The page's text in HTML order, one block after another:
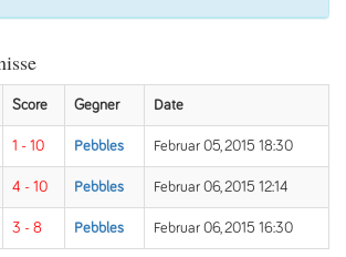
Score Gegner Date
1 - 10 Pebbles Februar 05, 2015 18:30
4 - 10 Pebbles Februar 06, 2015 12:14
3 - 8 Pebbles Februar 06, 2015 16:30